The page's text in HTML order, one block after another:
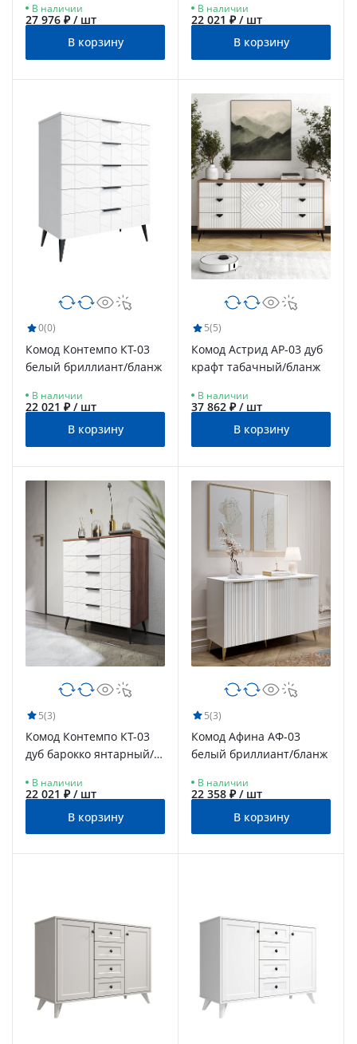
В наличии
27 976 ₽ / шт
В корзину
В наличии
22 021 ₽ / шт
В корзину
0(0)
Комод Контемпо КТ-03
белый бриллиант/бланж
В наличии
22 021 ₽ / шт
В корзину
5(5)
Комод Астрид АР-03 дуб
крафт табачный/бланж
В наличии
37 862 ₽ / шт
В корзину
5(3)
Комод Контемпо КТ-03
дуб барокко янтарный/
В наличии
22 021 ₽ / шт
В корзину
5(3)
Комод Афина АФ-03
белый бриллиант/бланж
В наличии
22 358 ₽ / шт
В корзину